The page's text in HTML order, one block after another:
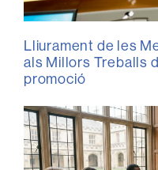
Lliurament de les
als Millors Treballs
promoció